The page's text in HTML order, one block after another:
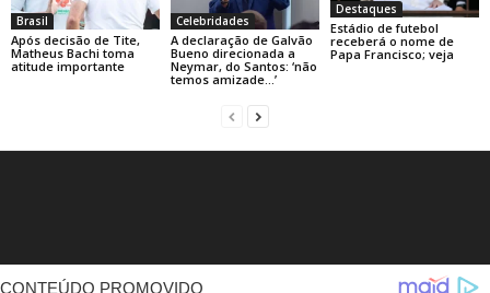
Brasil
Após decisão de Tite,
Matheus Bachi toma
atitude importante
Celebridades
A declaração de Galvão
Bueno direcionada a
Neymar, do Santos: ‘não
temos amizade…’
Destaques
Estádio de futebol
receberá o nome de
Papa Francisco; veja